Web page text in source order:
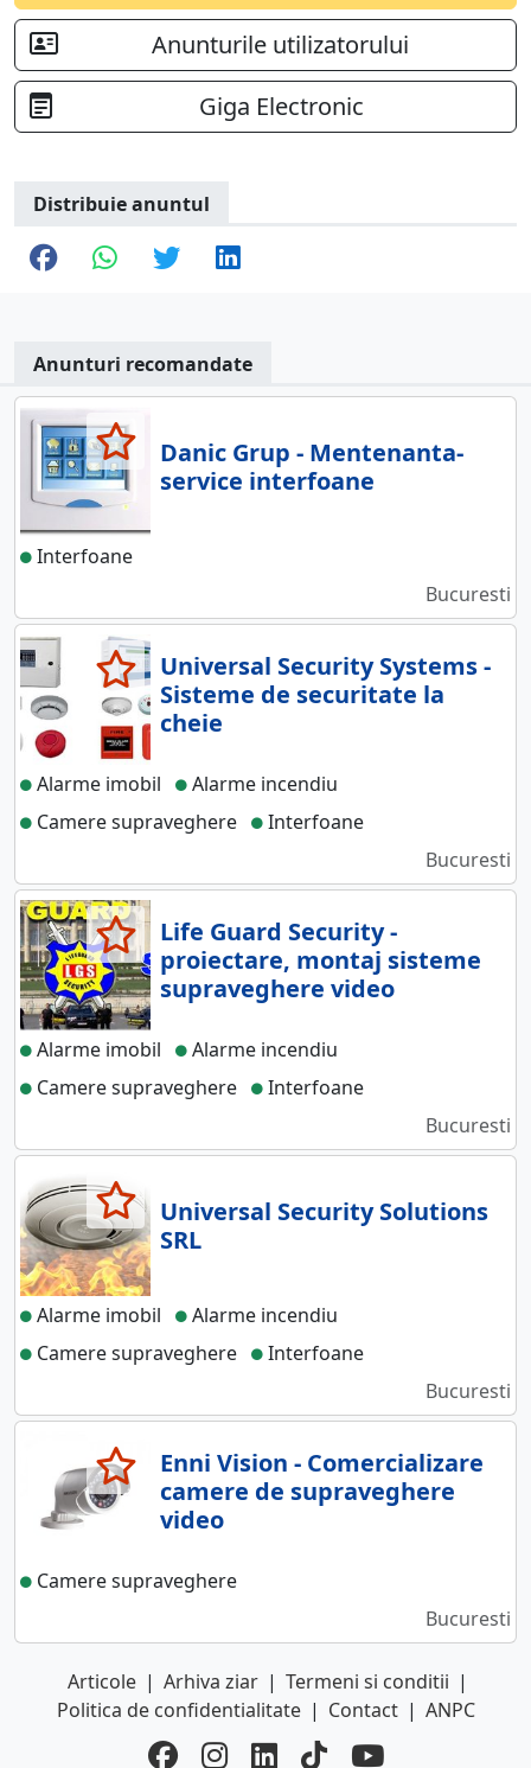
Anunturile utilizatorului
Giga Electronic
Distribuie anuntul
Anunturi recomandate
Danic Grup - Mentenanta-
service interfoane
Interfoane
Bucuresti
Universal Security Systems -
Sisteme de securitate la
cheie
Alarme imobil
Alarme incendiu
Camere supraveghere
Interfoane
Bucuresti
Life Guard Security -
proiectare, montaj sisteme
supraveghere video
Alarme imobil
Alarme incendiu
Camere supraveghere
Interfoane
Bucuresti
Universal Security Solutions
SRL
Alarme imobil
Alarme incendiu
Camere supraveghere
Interfoane
Bucuresti
Enni Vision - Comercializare
camere de supraveghere
video
Camere supraveghere
Bucuresti
Articole | Arhiva ziar | Termeni si conditii |
Politica de confidentialitate | Contact | ANPC